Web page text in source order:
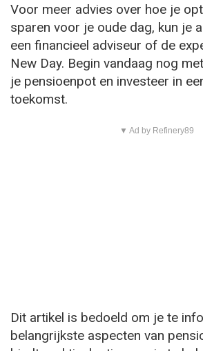
Voor meer advies over hoe je
sparen voor je oude dag, kun je
een financieel adviseur of de
New Day. Begin vandaag nog
je pensioenpot en investeer in
toekomst.
▼ Ad by Refinery89
Dit artikel is bedoeld om je te
belangrijkste aspecten van